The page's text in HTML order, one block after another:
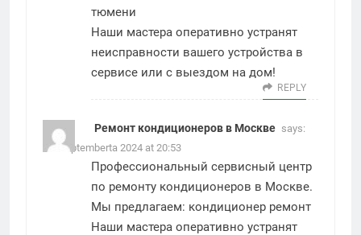
тюмени
Наши мастера оперативно устранят
неисправности вашего устройства в
сервисе или с выездом на дом!
REPLY
Ремонт кондиционеров в Москве says:
30. Septemberta 2024 at 20:53
Профессиональный сервисный центр
по ремонту кондиционеров в Москве.
Мы предлагаем: кондиционер ремонт
Наши мастера оперативно устранят